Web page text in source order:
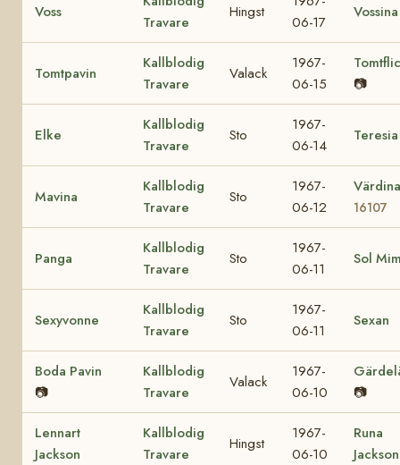
Voss
Travare
Hingst
06-17
Vossina
Tomtpavin
Kallblodig
Travare
Valack
1967-
06-15
📷
Elke
Kallblodig
Travare
Sto
1967-
06-14
Teresia
Mavina
Kallblodig
Travare
Sto
1967-
06-12
Värdina
16107
Panga
Kallblodig
Travare
Sto
1967-
06-11
Sol
Sexyvonne
Kallblodig
Travare
Sto
1967-
06-11
Sexan
Boda Pavin
📷
Kallblodig
Travare
Valack
1967-
06-10
📷
Lennart
Jackson
Kallblodig
Travare
Hingst
1967-
06-10
Runa
Jackson